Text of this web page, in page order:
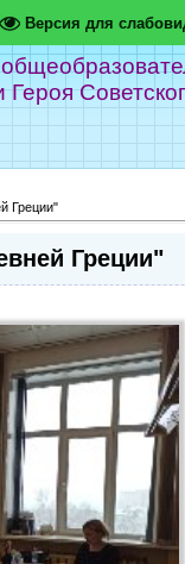
Версия для
Греции"
Греции"